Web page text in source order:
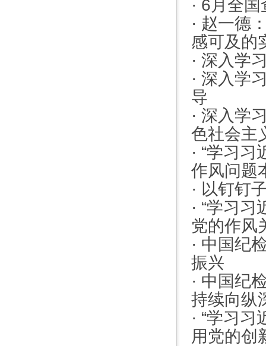
· 6月全国
· 赵一德
感可及的
· 深入学
· 深入学
导
· 深入学
色社会主
· “学习习
作风问题
· 以钉钉
· “学习习
党的作风
· 中国纪
振兴
· 中国纪
持续向纵
· “学习习
用党的创